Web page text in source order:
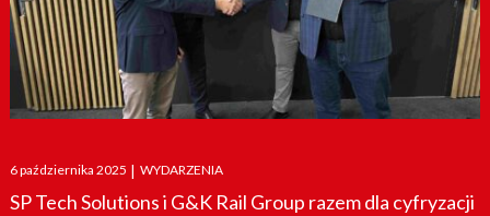
Posted
on
6 października 2025 | WYDARZENIA
SP Tech Solutions i G&K Rail Group razem dla cyfryzacji